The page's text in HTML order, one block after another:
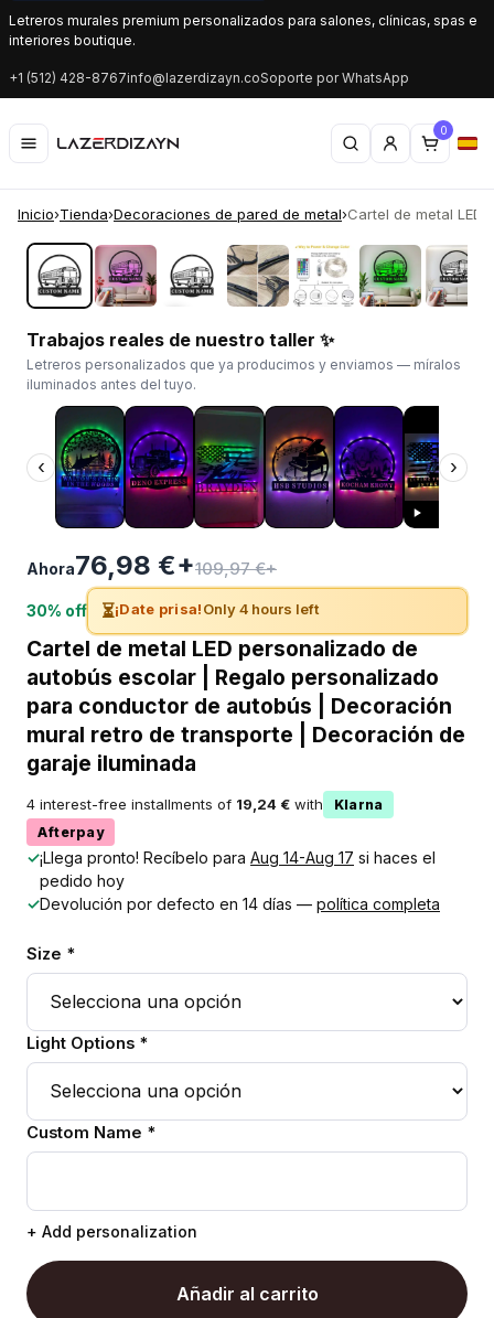
Letreros murales premium personalizados para salones, clínicas, spas e
interiores boutique.
+1 (512) 428-8767info@lazerdizayn.coSoporte por WhatsApp
0
Inicio›Tienda›Decoraciones de pared de metal›Cartel de metal LED
‹ ›
Trabajos reales de nuestro taller ✨
Letreros personalizados que ya producimos y enviamos — míralos
iluminados antes del tuyo.
‹ ›
Ahora76,98 €+109,97 €+
30% off ⏳¡Date prisa!Only 4 hours left
Cartel de metal LED personalizado de
autobús escolar | Regalo personalizado
para conductor de autobús | Decoración
mural retro de transporte | Decoración de
garaje iluminada
4 interest-free installments of 19,24 € with
Klarna
Afterpay
✓¡Llega pronto! Recíbelo para Aug 14-Aug 17 si haces el
pedido hoy
✓Devolución por defecto en 14 días — política completa
Size *
Light Options *
Custom Name *
+ Add personalization
Añadir al carrito